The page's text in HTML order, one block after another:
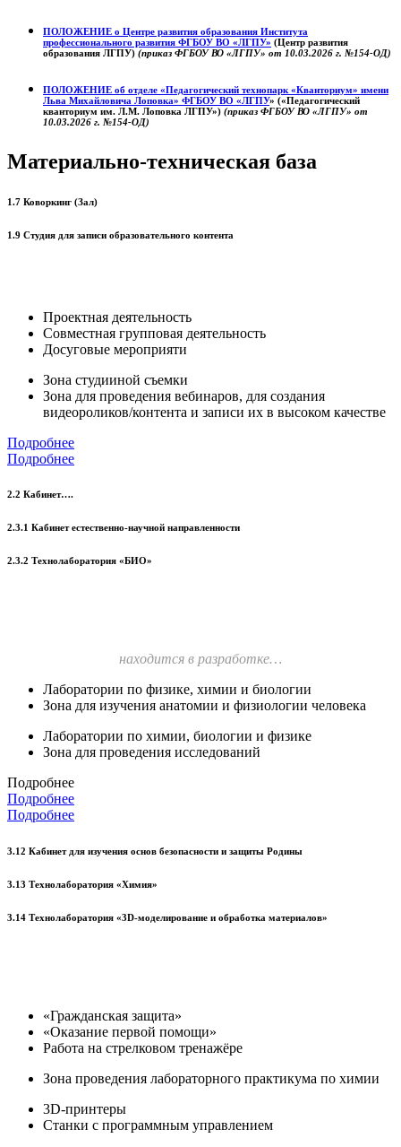
ПОЛОЖЕНИЕ о Центре развития образования Института
профессионального развития ФГБОУ ВО «ЛГПУ» (Центр развития
образования ЛГПУ) (приказ ФГБОУ ВО «ЛГПУ» от 10.03.2026 г. №154-ОД)
ПОЛОЖЕНИЕ об отделе «Педагогический технопарк «Кванториум» имени
Льва Михайловича Лоповка» ФГБОУ ВО «ЛГПУ» («Педагогический
кванториум им. Л.М. Лоповка ЛГПУ») (приказ ФГБОУ ВО «ЛГПУ» от
10.03.2026 г. №154-ОД)
Материально-техническая база
1.7 Коворкинг (Зал)
1.9 Студия для записи образовательного контента
Проектная деятельность
Совместная групповая деятельность
Досуговые мероприяти
Зона студииной съемки
Зона для проведения вебинаров, для создания
видеороликов/контента и записи их в высоком качестве
Подробнее
Подробнее
2.2 Кабинет….
2.3.1 Кабинет естественно-научной направленности
2.3.2 Технолаборатория «БИО»
находится в разработке…
Лаборатории по физике, химии и биологии
Зона для изучения анатомии и физиологии человека
Лаборатории по химии, биологии и физике
Зона для проведения исследований
Подробнее
Подробнее
Подробнее
3.12 Кабинет для изучения основ безопасности и защиты Родины
3.13 Технолаборатория «Химия»
3.14 Технолаборатория «3D-моделирование и обработка материалов»
«Гражданская защита»
«Оказание первой помощи»
Работа на стрелковом тренажёре
Зона проведения лабораторного практикума по химии
3D-принтеры
Станки с программным управлением